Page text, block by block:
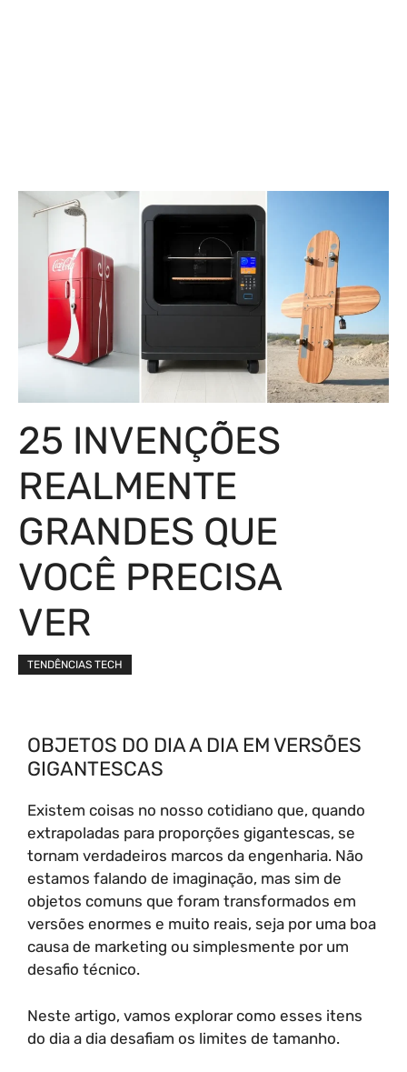
25 INVENÇÕES
REALMENTE
GRANDES QUE
VOCÊ PRECISA
VER
TENDÊNCIAS TECH
OBJETOS DO DIA A DIA EM VERSÕES
GIGANTESCAS
Existem coisas no nosso cotidiano que, quando
extrapoladas para proporções gigantescas, se
tornam verdadeiros marcos da engenharia. Não
estamos falando de imaginação, mas sim de
objetos comuns que foram transformados em
versões enormes e muito reais, seja por uma boa
causa de marketing ou simplesmente por um
desafio técnico.
Neste artigo, vamos explorar como esses itens
do dia a dia desafiam os limites de tamanho.